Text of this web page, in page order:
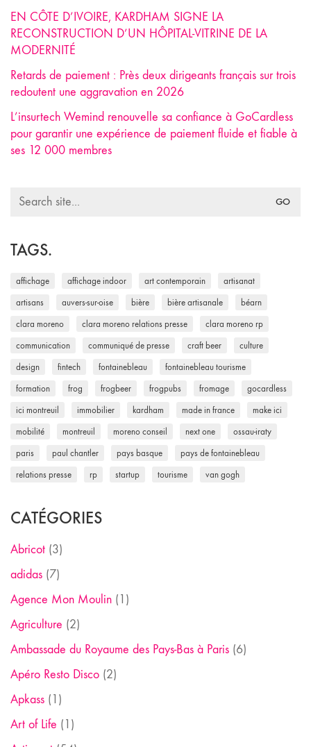
EN CÔTE D’IVOIRE, KARDHAM SIGNE LA
RECONSTRUCTION D’UN HÔPITAL-VITRINE DE LA
MODERNITÉ
Retards de paiement : Près deux dirigeants français sur trois
redoutent une aggravation en 2026
L’insurtech Wemind renouvelle sa confiance à GoCardless
pour garantir une expérience de paiement fluide et fiable à
ses 12 000 membres
Search
TAGS.
affichage affichage indoor art contemporain artisanat
artisans auvers-sur-oise bière bière artisanale béarn
clara moreno clara moreno relations presse clara moreno rp
communication communiqué de presse craft beer culture
design fintech fontainebleau fontainebleau tourisme
formation frog frogbeer frogpubs fromage gocardless
ici montreuil immobilier kardham made in france make ici
mobilité montreuil moreno conseil next one ossau-iraty
paris paul chantler pays basque pays de fontainebleau
relations presse rp startup tourisme van gogh
CATÉGORIES
Abricot (3)
adidas (7)
Agence Mon Moulin (1)
Agriculture (2)
Ambassade du Royaume des Pays-Bas à Paris (6)
Apéro Resto Disco (2)
Apkass (1)
Art of Life (1)